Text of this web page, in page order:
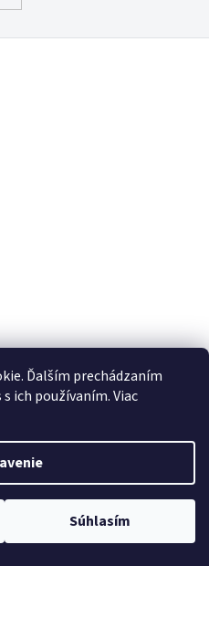
Ďalším prechádzaním
ich používaním. Viac
Súhlasím
odborné poradenstvo
práva vyhradené.Upraviť